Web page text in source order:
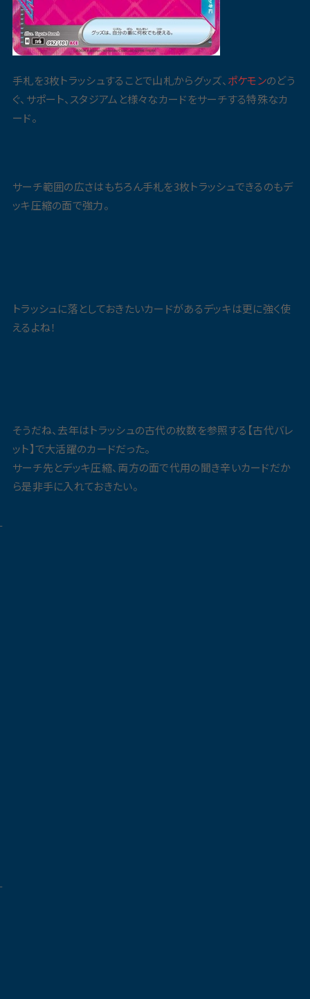
手札を3枚トラッシュすることで山札からグッズ、ポケモンのどう
ぐ、サポート、スタジアムと様々なカードをサーチする特殊なカ
ード。
サーチ範囲の広さはもちろん手札を3枚トラッシュできるのもデ
ッキ圧縮の面で強力。
トラッシュに落としておきたいカードがあるデッキは更に強く使
えるよね！
そうだね、去年はトラッシュの古代の枚数を参照する【古代バレ
ット】で大活躍のカードだった。
サーチ先とデッキ圧縮、両方の面で代用の聞き辛いカードだか
ら是非手に入れておきたい。